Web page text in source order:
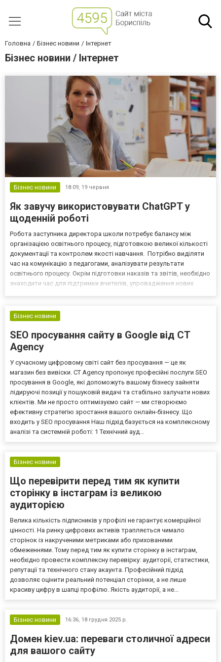
Головна Бізнес новини Інтернет
Бізнес новини / Інтернет
Бізнес новини 18:09, 19 червня
Як завучу використовувати ChatGPT у
щоденній роботі
Робота заступника директора школи потребує балансу між
організацією освітнього процесу, підготовкою великої кількості
документації та контролем якості навчання. Потрібно виділяти
час на комунікацію з педагогами, аналізувати результати
освітнього процесу. Окрім підготовки наказів та звітів, необхідно
знаходити час для підтримки вчителів, упровадження нових
Бізнес новини
SEO просування сайту в Google від CT
Agency
У сучасному цифровому світі сайт без просування — це як
магазин без вивіски. CT Agency пропонує професійні послуги SEO
просування в Google, які допоможуть вашому бізнесу зайняти
лідируючі позиції у пошуковій видачі та стабільно залучати нових
клієнтів. Ми не просто оптимізуємо сайт — ми створюємо
ефективну стратегію зростання вашого онлайн-бізнесу. Що
входить у SEO просування Наш підхід базується на комплексному
аналізі та системній роботі: 1 Технічний ауд...
Бізнес новини
Що перевірити перед тим як купити
сторінку в інстаграм із великою
аудиторією
Велика кількість підписників у профілі не гарантує комерційної
цінності. На ринку цифрових активів трапляється чимало
сторінок із накрученими метриками або прихованими
обмеженнями. Тому перед тим як купити сторінку в інстаграм,
необхідно провести комплексну перевірку: аудиторії, статистики,
репутації та технічного стану акаунта. Професійний підхід
дозволяє оцінити реальний потенціал сторінки, а не лише
красиву цифру в шапці профілю. Якість аудиторії, а не...
Бізнес новини 16:36, 18 грудня 2025 р.
Домен kiev.ua: переваги столичної адреси
для вашого сайту